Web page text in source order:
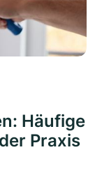
Häufige
Praxis